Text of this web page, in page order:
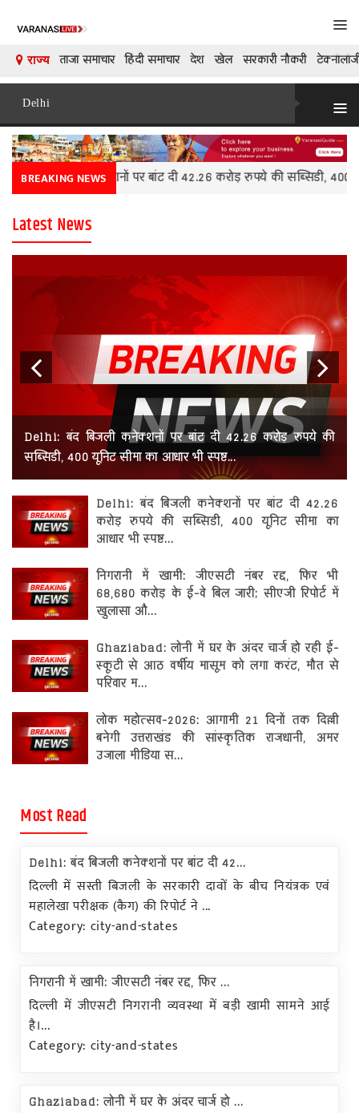
राज्य ताजा समाचार हिंदी समाचार देश खेल सरकारी नौकरी
दुनिया
कारोबार
क्रिकेट
Delhi
Delhi
दिल्ली
बिजली कनेक्शनों पर बांट दी 42.26 करोड़ रुपये की सब्सिडी, 400 यूनिट
BREAKING NEWS
Latest News
Delhi: बंद बिजली कनेक्शनों पर बांट दी 42.26 करोड़ रुपये की
सब्सिडी, 400 यूनिट सीमा का आधार भी स्पष्ट...
Next
Delhi: बंद बिजली कनेक्शनों पर बांट दी 42.26
करोड़ रुपये की सब्सिडी, 400 यूनिट सीमा का
आधार भी स्पष्ट...
निगरानी में खामी: जीएसटी नंबर रद्द, फिर भी
68,680 करोड़ के ई-वे बिल जारी; सीएजी रिपोर्ट में
खुलासा औ...
Ghaziabad: लोनी में घर के अंदर चार्ज हो रही ई-
स्कूटी से आठ वर्षीय मासूम को लगा करंट, मौत से
परिवार म...
लोक महोत्सव-2026: आगामी 21 दिनों तक दिल्ली
बनेगी उत्तराखंड की सांस्कृतिक राजधानी, अमर
उजाला मीडिया स...
Most Read
Delhi: बंद बिजली कनेक्शनों पर बांट दी 42...
दिल्ली में सस्ती बिजली के सरकारी दावों के बीच नियंत्रक एवं
महालेखा परीक्षक (कैग) की रिपोर्ट ने ...
Category: city-and-states
निगरानी में खामी: जीएसटी नंबर रद्द, फिर ...
दिल्ली में जीएसटी निगरानी व्यवस्था में बड़ी खामी सामने आई
है।...
Category: city-and-states
Ghaziabad: लोनी में घर के अंदर चार्ज हो ...